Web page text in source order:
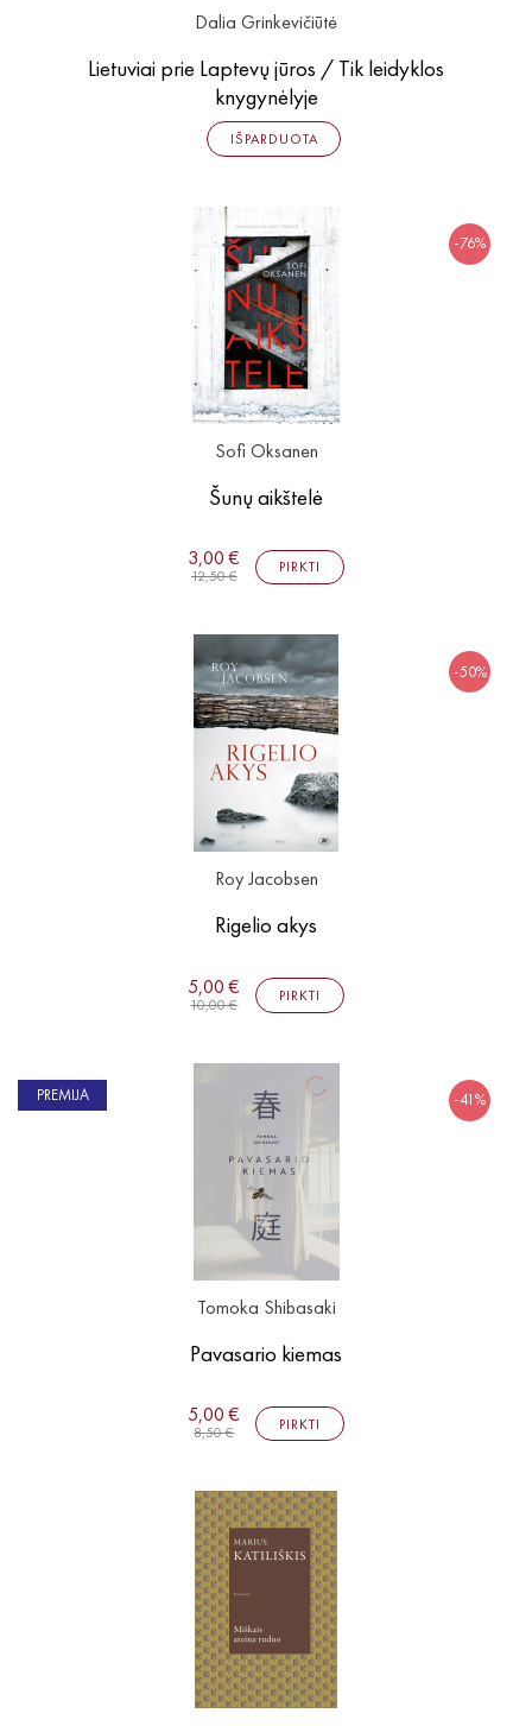
Dalia Grinkevičiūtė
Lietuviai prie Laptevų jūros / Tik leidyklos
knygynėlyje
IŠPARDUOTA
-76%
Sofi Oksanen
Šunų aikštelė
3,00 €
12,50 €
PIRKTI
-50%
Roy Jacobsen
Rigelio akys
5,00 €
10,00 €
PIRKTI
PREMIJA -41%
Tomoka Shibasaki
Pavasario kiemas
5,00 €
8,50 €
PIRKTI